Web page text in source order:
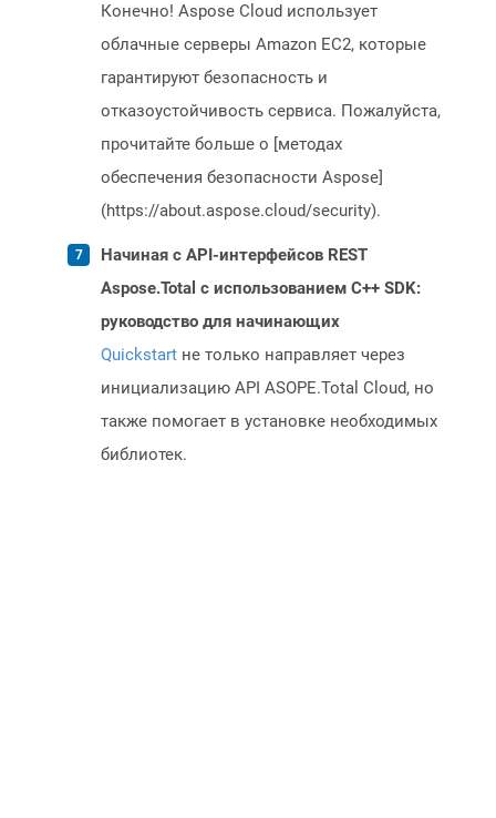
Конечно! Aspose Cloud использует
облачные серверы Amazon EC2, которые
гарантируют безопасность и
отказоустойчивость сервиса. Пожалуйста,
прочитайте больше о [методах
обеспечения безопасности Aspose]
(https://about.aspose.cloud/security).
Начиная с API-интерфейсов REST
Aspose.Total с использованием C++ SDK:
руководство для начинающих
Quickstart не только направляет через
инициализацию API ASOPE.Total Cloud, но
также помогает в установке необходимых
библиотек.